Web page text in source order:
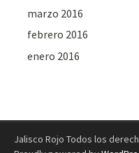
marzo 2016
febrero 2016
enero 2016
Jalisco Rojo Todos los